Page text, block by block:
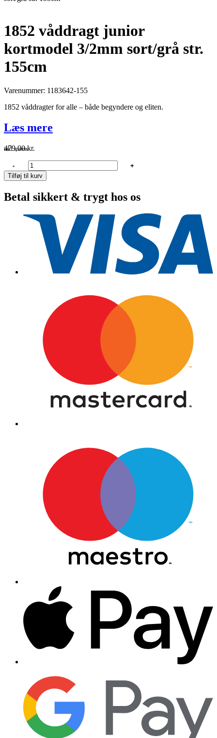
1852 våddragt junior
kortmodel 3/2mm sort/grå str.
155cm
Varenummer: 1183642-155
1852 våddragter for alle – både begyndere og eliten.
Læs mere
479,00kr.
inkl. moms
1852
våddragt
junior
3/2mm
-
+
Tilføj til kurv
Betal sikkert & trygt hos os